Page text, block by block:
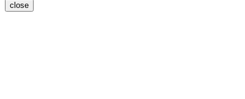
close